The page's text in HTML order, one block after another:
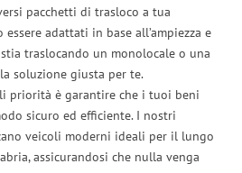
pacchetti di trasloco a tua
adattati in base all’ampiezza e
traslocando un monolocale o una
soluzione giusta per te.
priorità è garantire che i tuoi beni
sicuro ed efficiente. I nostri
veicoli moderni ideali per il lungo
assicurandosi che nulla venga